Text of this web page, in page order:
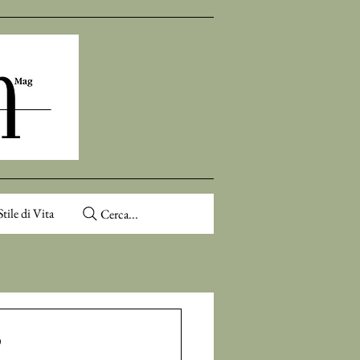
di Vita Cerca...